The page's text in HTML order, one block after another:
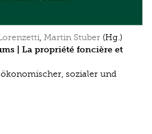
, Martin Stuber (Hg.)
| La propriété foncière et
sozialer und